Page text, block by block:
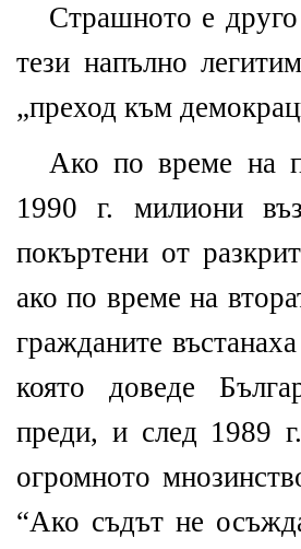
Страшното е
тези напълно
„преход към
Ако по време на
1990 г. милиони
покъртени от
ако по време на
гражданите
която доведе
преди, и след 1989
огромното
“Ако съдът не